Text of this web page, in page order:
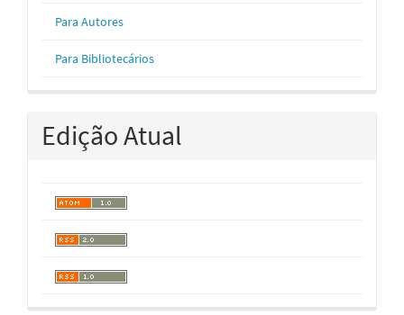
Para Autores
Para Bibliotecários
Edição Atual